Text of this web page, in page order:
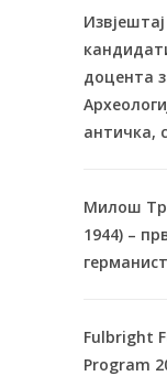
доцента
античка,
Милош
1944) –
Fulbright
Program